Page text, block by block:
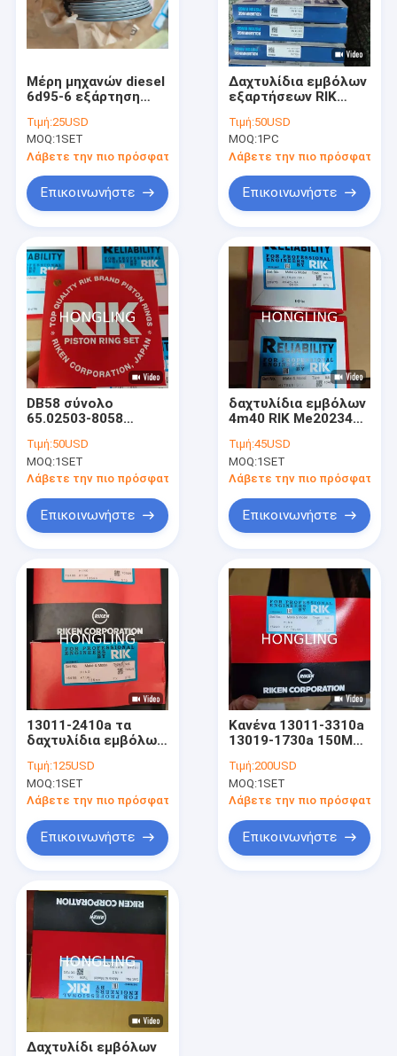
Περίπου εμείς
Γύρος εργοστασίων
Ποιοτικός έλεγχος
Ζητήστε ένα απόσπασμα
Δαχτυλίδια εμβόλων RIK
NPR δαχτυλίδια εμβόλων
TP δαχτυλίδια εμβόλων
NDC ρουλεμάν μηχανών
Ρουλεμάν μηχανών TAIHO
Μέρη μηχανών diesel
6d95-6 εξάρτηση
δαχτυλιδιών
εμβόλων μηχανών
pc200-6 εκσκαφέων
Τιμή:25USD
MOQ:1SET
Λάβετε την πιο πρόσφατη τιμή
Επικοινωνήστε
Δαχτυλίδια εμβόλων
εξαρτήσεων RIK
κυλίνδρων
TAD1631G
TAD1631GE 3837146
Mahle 03816vo
Τιμή:50USD
MOQ:1PC
Λάβετε την πιο πρόσφατη
Επικοινωνήστε
DB58 σύνολο
65.02503-8058
εμβόλων για Doosan
DB58T DB58TI
DB58TIS
Τιμή:50USD
MOQ:1SET
Λάβετε την πιο πρόσφατη τιμή
Επικοινωνήστε
δαχτυλίδια εμβόλων
4m40 RIK Me202342
εκσκαφέα Ιαπωνία
Rik 20975 20661
Τιμή:45USD
MOQ:1SET
Λάβετε την πιο πρόσφατη
Επικοινωνήστε
13011-2410a τα
δαχτυλίδια εμβόλων
μηχανή Rik 15465
Hino K13c
Τιμή:125USD
MOQ:1SET
Λάβετε την πιο πρόσφατη τιμή
Επικοινωνήστε
Κανένα 13011-3310a
13019-1730a 150MM
RIK F21c Ιαπωνία Rik
15220
Τιμή:200USD
MOQ:1SET
Λάβετε την πιο πρόσφατη
Επικοινωνήστε
Δαχτυλίδι εμβόλων